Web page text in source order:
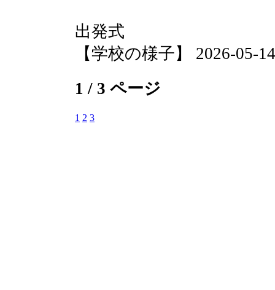
出発式
【学校の様子】 2026-05-
1 / 3 ページ
1 2 3